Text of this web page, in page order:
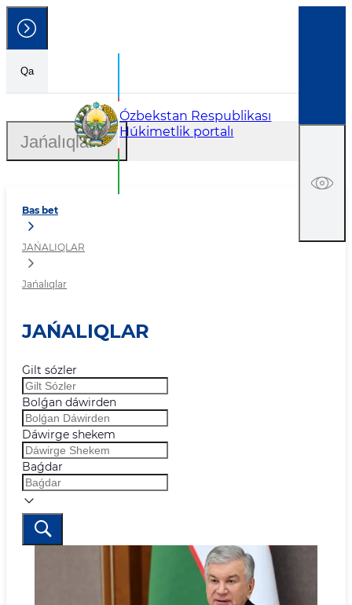
Qa
Ózbekstan Respublikası
Húkimetlik portalı
Jańalıqlar
Bas bet
JAŃALIQLAR
Jańalıqlar
JAŃALIQLAR
Gilt sózler
Bolǵan dáwirden
Dáwirge shekem
Baǵdar
Jańalıqlar